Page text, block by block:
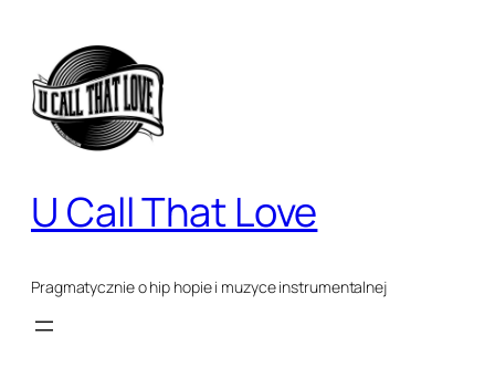
treści
U Call That Love
Pragmatycznie o hip hopie i muzyce instrumentalnej